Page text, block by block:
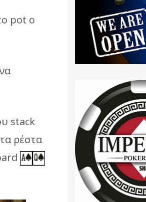
pot ο
stack
ρέστα